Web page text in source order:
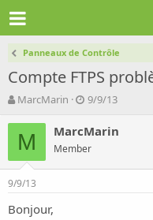
Panneaux de Contrôle
Compte FTPS
A
t
e
r
d
l
MarcMarin
D
t
d
e
9/9/13
M MarcMarin
Member
9/9/13
Bonjour,